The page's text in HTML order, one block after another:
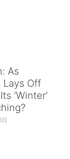
As
Lays Off
‘Winter’